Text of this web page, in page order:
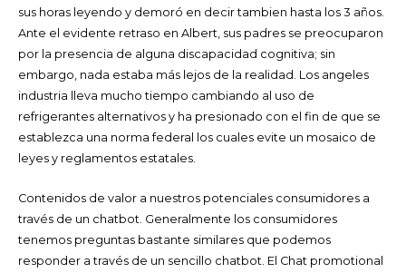
sus horas leyendo y demoró en decir tambien hasta los 3 años.
Ante el evidente retraso en Albert, sus padres se preocuparon
por la presencia de alguna discapacidad cognitiva; sin
embargo, nada estaba más lejos de la realidad. Los angeles
industria lleva mucho tiempo cambiando al uso de
refrigerantes alternativos y ha presionado con el fin de que se
establezca una norma federal los cuales evite un mosaico de
leyes y reglamentos estatales.
Contenidos de valor a nuestros potenciales consumidores a
través de un chatbot. Generalmente los consumidores
tenemos preguntas bastante similares que podemos
responder a través de un sencillo chatbot. El Chat promotional